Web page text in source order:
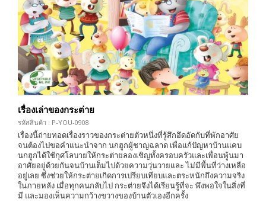
เรื่องเล่าของกระต่าย
รหัสสินค้า : P-YOU-0908
เรื่องนี้ถ่ายทอดเรื่องราวของกระต่ายตัวหนึ่งที่รู้สึกอึดอัดกับที่พักอาศัย
จนต้องไปขอคำแนะนำจาก นกฮูกผู้ชาญฉลาด เพื่อแก้ปัญหาบ้านแคบ
นกฮูกได้ใช้กุศโลบายให้กระต่ายลองเชิญทั้งครอบครัวและเพื่อนพู้นมา
อาศัยอยู่ด้วยกันจนบ้านเต็มไปด้วยความวุ่นวายและ ไม่มีพื้นที่ว่างเหลือ
อยู่เลย ซึ่งช่วยให้กระต่ายเกิดการเปรียบเทียบและตระหนักถึงความจริง
ในภายหลัง เมื่อทุกคนกลับไป กระต่ายจึงได้เรียนรู้ที่จะ พึงพอใจในสิ่งที่
มี และมองเห็นความกว้างขวางของบ้านตัวเองอีกครั้ง